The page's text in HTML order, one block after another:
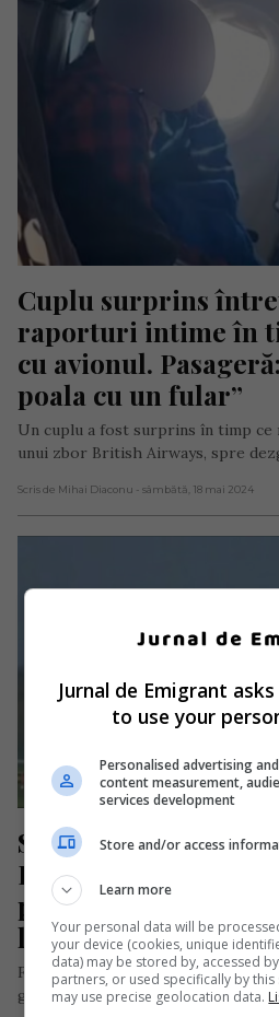
Cuplu surprins
raporturi intime în
cu avionul.
poala cu un fular”
Un cuplu a fost surprins în timp
unui zbor British Airways, spre
Scris de Mihai Diaconu - sâmbătă, 18 mai 2024
Sute de zboruri
Britanie din cauza
puternic. Un avion a
la aterizare
Furtuna Kathleen a pus stăpânire
generând un haos total în
Jurnal de Emigrant
to use your
Personalised advertising
content measurement,
services development
Store and/or access
Learn more
Your personal data will be
your device (cookies, unique
data) may be stored by, accessed
partners, or used specifically by
may use precise geolocation data.